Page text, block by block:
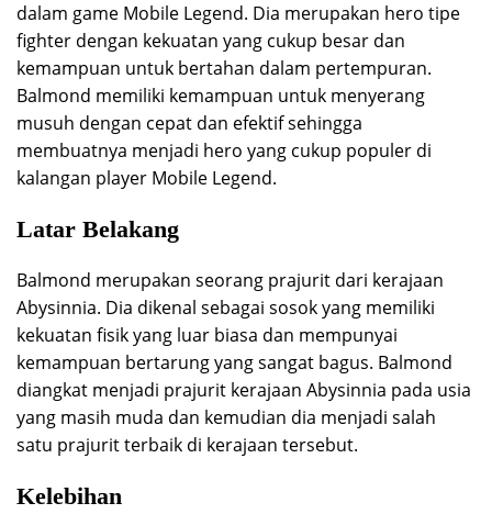
dalam game Mobile Legend. Dia merupakan hero tipe
fighter dengan kekuatan yang cukup besar dan
kemampuan untuk bertahan dalam pertempuran.
Balmond memiliki kemampuan untuk menyerang
musuh dengan cepat dan efektif sehingga
membuatnya menjadi hero yang cukup populer di
kalangan player Mobile Legend.
Latar Belakang
Balmond merupakan seorang prajurit dari kerajaan
Abysinnia. Dia dikenal sebagai sosok yang memiliki
kekuatan fisik yang luar biasa dan mempunyai
kemampuan bertarung yang sangat bagus. Balmond
diangkat menjadi prajurit kerajaan Abysinnia pada usia
yang masih muda dan kemudian dia menjadi salah
satu prajurit terbaik di kerajaan tersebut.
Kelebihan